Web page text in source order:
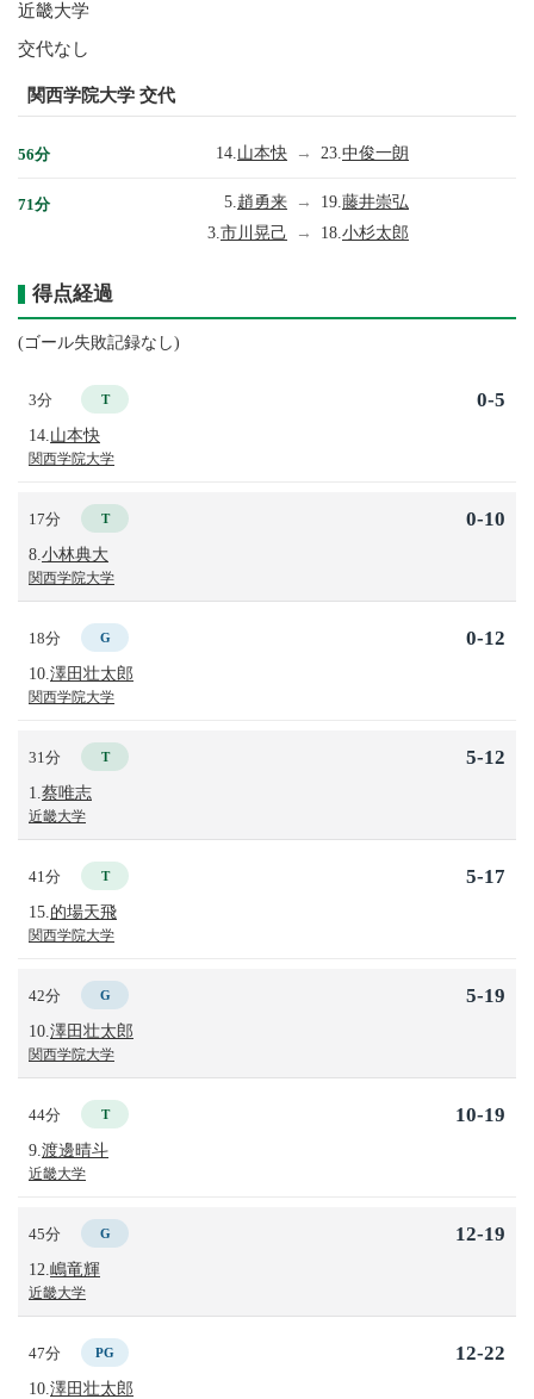
近畿大学
交代なし
関西学院大学 交代
56分 14. 山本快 → 23. 中俊一朗
71分 5. 趙勇来 → 19. 藤井崇弘
3. 市川晃己 → 18. 小杉太郎
得点経過
(ゴール失敗記録なし)
3分 T
14. 山本快
関西学院大学
0-5
17分 T
8. 小林典大
関西学院大学
0-10
18分 G
10. 澤田壮太郎
関西学院大学
0-12
31分 T
1. 蔡唯志
近畿大学
5-12
41分 T
15. 的場天飛
関西学院大学
5-17
42分 G
10. 澤田壮太郎
関西学院大学
5-19
44分 T
9. 渡邊晴斗
近畿大学
10-19
45分 G
12. 嶋竜輝
近畿大学
12-19
47分 PG
10. 澤田壮太郎
12-22